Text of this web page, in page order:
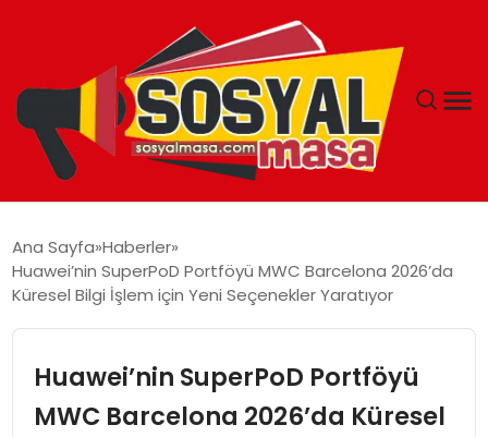
EKONOMI
Ana Sayfa Haberler
Huawei’nin SuperPoD Portföyü MWC Barcelona 2026’da
Küresel Bilgi İşlem için Yeni Seçenekler Yaratıyor
Huawei’nin SuperPoD Portföyü
MWC Barcelona 2026’da Küresel